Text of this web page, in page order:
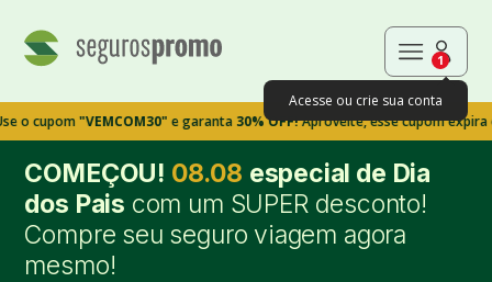
1
Acesse ou crie sua conta
"VEMCOM30"e garanta30% OFF!Aproveite, esse cupom expira em
COMEÇOU! 08.08 especial de Dia
dos Pais com um SUPER desconto!
Compre seu seguro viagem agora
mesmo!